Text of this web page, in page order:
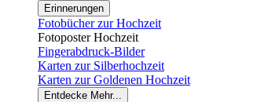
Erinnerungen
Fotobücher zur Hochzeit
Fotoposter Hochzeit
Fingerabdruck-Bilder
Karten zur Silberhochzeit
Karten zur Goldenen Hochzeit
Entdecke Mehr...